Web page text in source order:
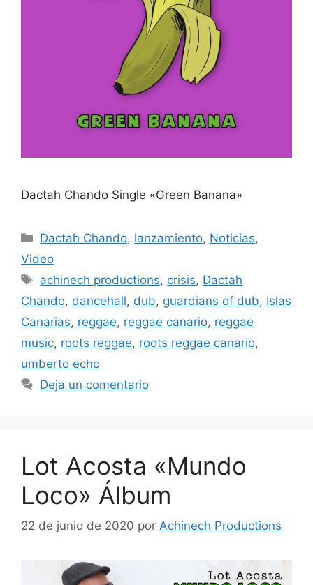
Dactah Chando Single «Green Banana»
Dactah Chando, lanzamiento, Noticias,
Video
achinech productions, crisis, Dactah
Chando, dancehall, dub, guardians of dub, Islas
Canarias, reggae, reggae canario, reggae
music, roots reggae, roots reggae canario,
umberto echo
Deja un comentario
Lot Acosta «Mundo
Loco» Álbum
22 de junio de 2020 por Achinech Productions